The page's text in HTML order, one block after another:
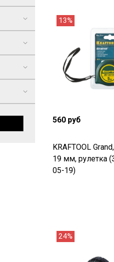
13%
560 руб
KRAFTOOL
19 мм, рулетка
05-19)
24%